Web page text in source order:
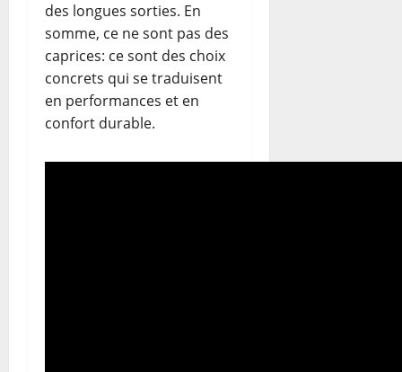
des longues sorties. En
somme, ce ne sont pas des
caprices: ce sont des choix
concrets qui se traduisent
en performances et en
confort durable.